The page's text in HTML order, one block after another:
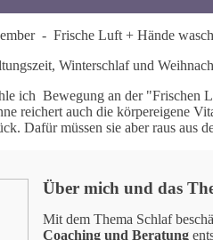
- Frische Luft + Hände
Winterschlaf und
ich Bewegung an der "Frischen
reichert auch die körpereigene
Dafür müssen sie aber raus aus
Über mich und das
Mit dem Thema Schlaf
Coaching und Beratung